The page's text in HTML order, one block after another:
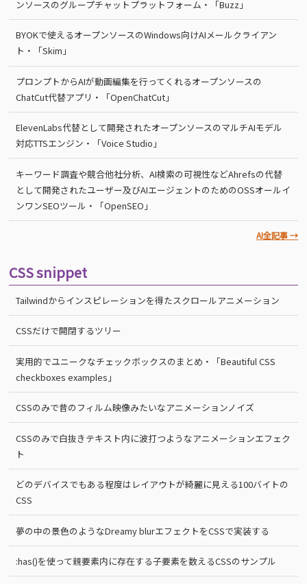
ンソースのグループチャットプラットフォーム・「Buzz」
BYOKで使えるオープンソースのWindows向けAIメールクライアン
ト・「Skim」
プロンプトからAIが動画編集を行ってくれるオープンソースの
ChatCut代替アプリ・「OpenChatCut」
ElevenLabs代替として開発されたオープンソースのマルチAIモデル
対応TTSエンジン・「Voice Studio」
キーワード調査や競合他社分析、AI検索の可視性などAhrefsの代替
として開発されたユーザー及びAIエージェントのためのOSSオールイ
ンワンSEOツール・「OpenSEO」
AI全記事 →
CSS snippet
Tailwindからインスピレーションを得たスクロールアニメーション
CSSだけで開閉するツリー
実用的でユニークなチェックボックスのまとめ・「Beautiful CSS
checkboxes examples」
CSSのみで昔のフィルム映像みたいなアニメーションノイズ
CSSのみで白抜きテキスト内に波打つようなアニメーションエフェク
ト
どのデバイスでもある程度はレイアウトが綺麗に見える100バイトの
CSS
夢の中の景色のようなDreamy blurエフェクトをCSSで実装する
:has()を使って親要素内に存在する子要素を数えるCSSのサンプル